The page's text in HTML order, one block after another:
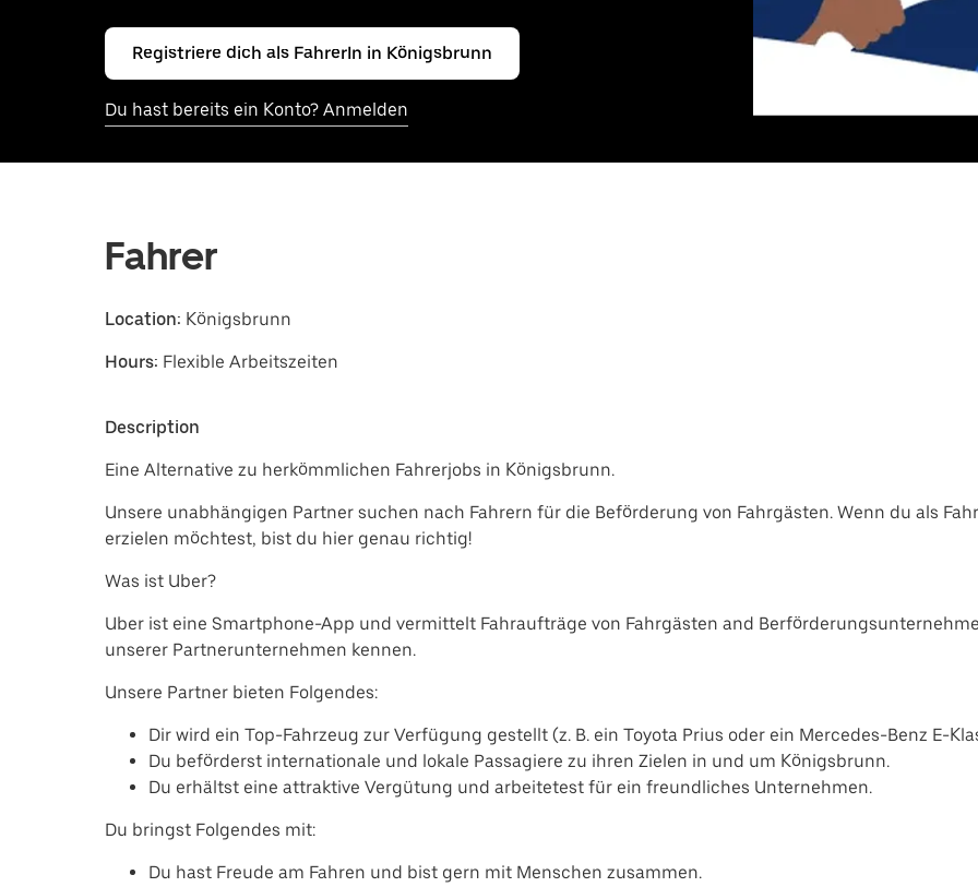
Registriere dich als FahrerIn in Königsbrunn
Du hast bereits ein Konto? Anmelden
Fahrer
Location: Königsbrunn
Hours: Flexible Arbeitszeiten
Description
Eine Alternative zu herkömmlichen Fahrerjobs in Königsbrunn.
Unsere unabhängigen Partner suchen nach Fahrern für die Beförderung von Fahrgästen. Wenn du als
erzielen möchtest, bist du hier genau richtig!
Was ist Uber?
Uber ist eine Smartphone-App und vermittelt Fahraufträge von Fahrgästen and
unserer Partnerunternehmen kennen.
Unsere Partner bieten Folgendes:
Dir wird ein Top-Fahrzeug zur Verfügung gestellt (z. B. ein Toyota Prius oder ein Mercedes-Benz E-
Du beförderst internationale und lokale Passagiere zu ihren Zielen in und um Königsbrunn.
Du erhältst eine attraktive Vergütung und arbeitetest für ein freundliches Unternehmen.
Du bringst Folgendes mit:
Du hast Freude am Fahren und bist gern mit Menschen zusammen.